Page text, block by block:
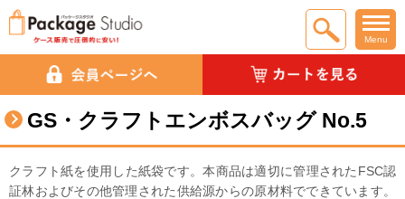
Menu
GS・クラフトエンボスバッグ No.5
クラフト紙を使用した紙袋です。本商品は適切に管理されたFSC認
証林およびその他管理された供給源からの原材料でできています。